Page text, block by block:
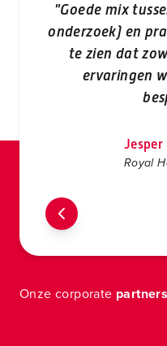
"Goede mix
onderzoek) en
te zien dat
ervaringen
Jesper
Royal
Onze corporate partners